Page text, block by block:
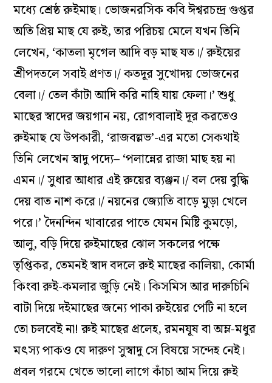
মধ্যে শ্রেষ্ঠ রুইমাছ। ভোজনরসিক কবি ঈশ্বরচন্দ্র গুপ্তর
অতি প্রিয় মাছ যে রুই, তার পরিচয় মেলে যখন তিনি
লেখেন, ‘কাতলা মৃগেল আদি বড় মাছ যত।/ রুইয়ের
শ্রীপদতলে সবাই প্রণত।/ কতদূর সুখোদয় ভোজনের
বেলা।/ তেল কাঁটা আদি করি নাহি যায় ফেলা।’ শুধু
মাছের স্বাদের জয়গান নয়, রোগবালাই দূর করতেও
রুইমাছ যে উপকারী, ‘রাজবল্লভ’-এর মতো সেকথাই
তিনি লেখেন স্বাদু পদ্যে– ‘পলান্নের রাজা মাছ হয় না
এমন।/ সুধার আধার এই রুয়ের ব্যঞ্জন।/ বল দেয় বুদ্ধি
দেয় বাত নাশ করে।/ নয়নের জ্যোতি বাড়ে মুড়া খেলে
পরে।’ দৈনন্দিন খাবারের পাতে যেমন মিষ্টি কুমড়ো,
আলু, বড়ি দিয়ে রুইমাছের ঝোল সকলের পক্ষে
তৃপ্তিকর, তেমনই স্বাদ বদলে রুই মাছের কালিয়া, কোর্মা
কিংবা রুই-কমলার জুড়ি নেই। কিসমিস আর দারুচিনি
বাটা দিয়ে দইমাছের জন্যে পাকা রুইয়ের পেটি না হলে
তো চলবেই না! রুই মাছের প্রলেহ, রমনযূষ বা অম্ল-মধুর
মৎস্য পাকও যে দারুণ সুস্বাদু সে বিষয়ে সন্দেহ নেই।
প্রবল গরমে খেতে ভালো লাগে কাঁচা আম দিয়ে রুই